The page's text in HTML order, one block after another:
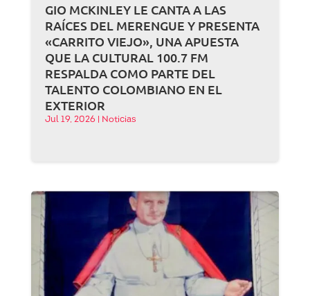
GIO MCKINLEY LE CANTA A LAS
RAÍCES DEL MERENGUE Y PRESENTA
«CARRITO VIEJO», UNA APUESTA
QUE LA CULTURAL 100.7 FM
RESPALDA COMO PARTE DEL
TALENTO COLOMBIANO EN EL
EXTERIOR
Jul 19, 2026 Noticias